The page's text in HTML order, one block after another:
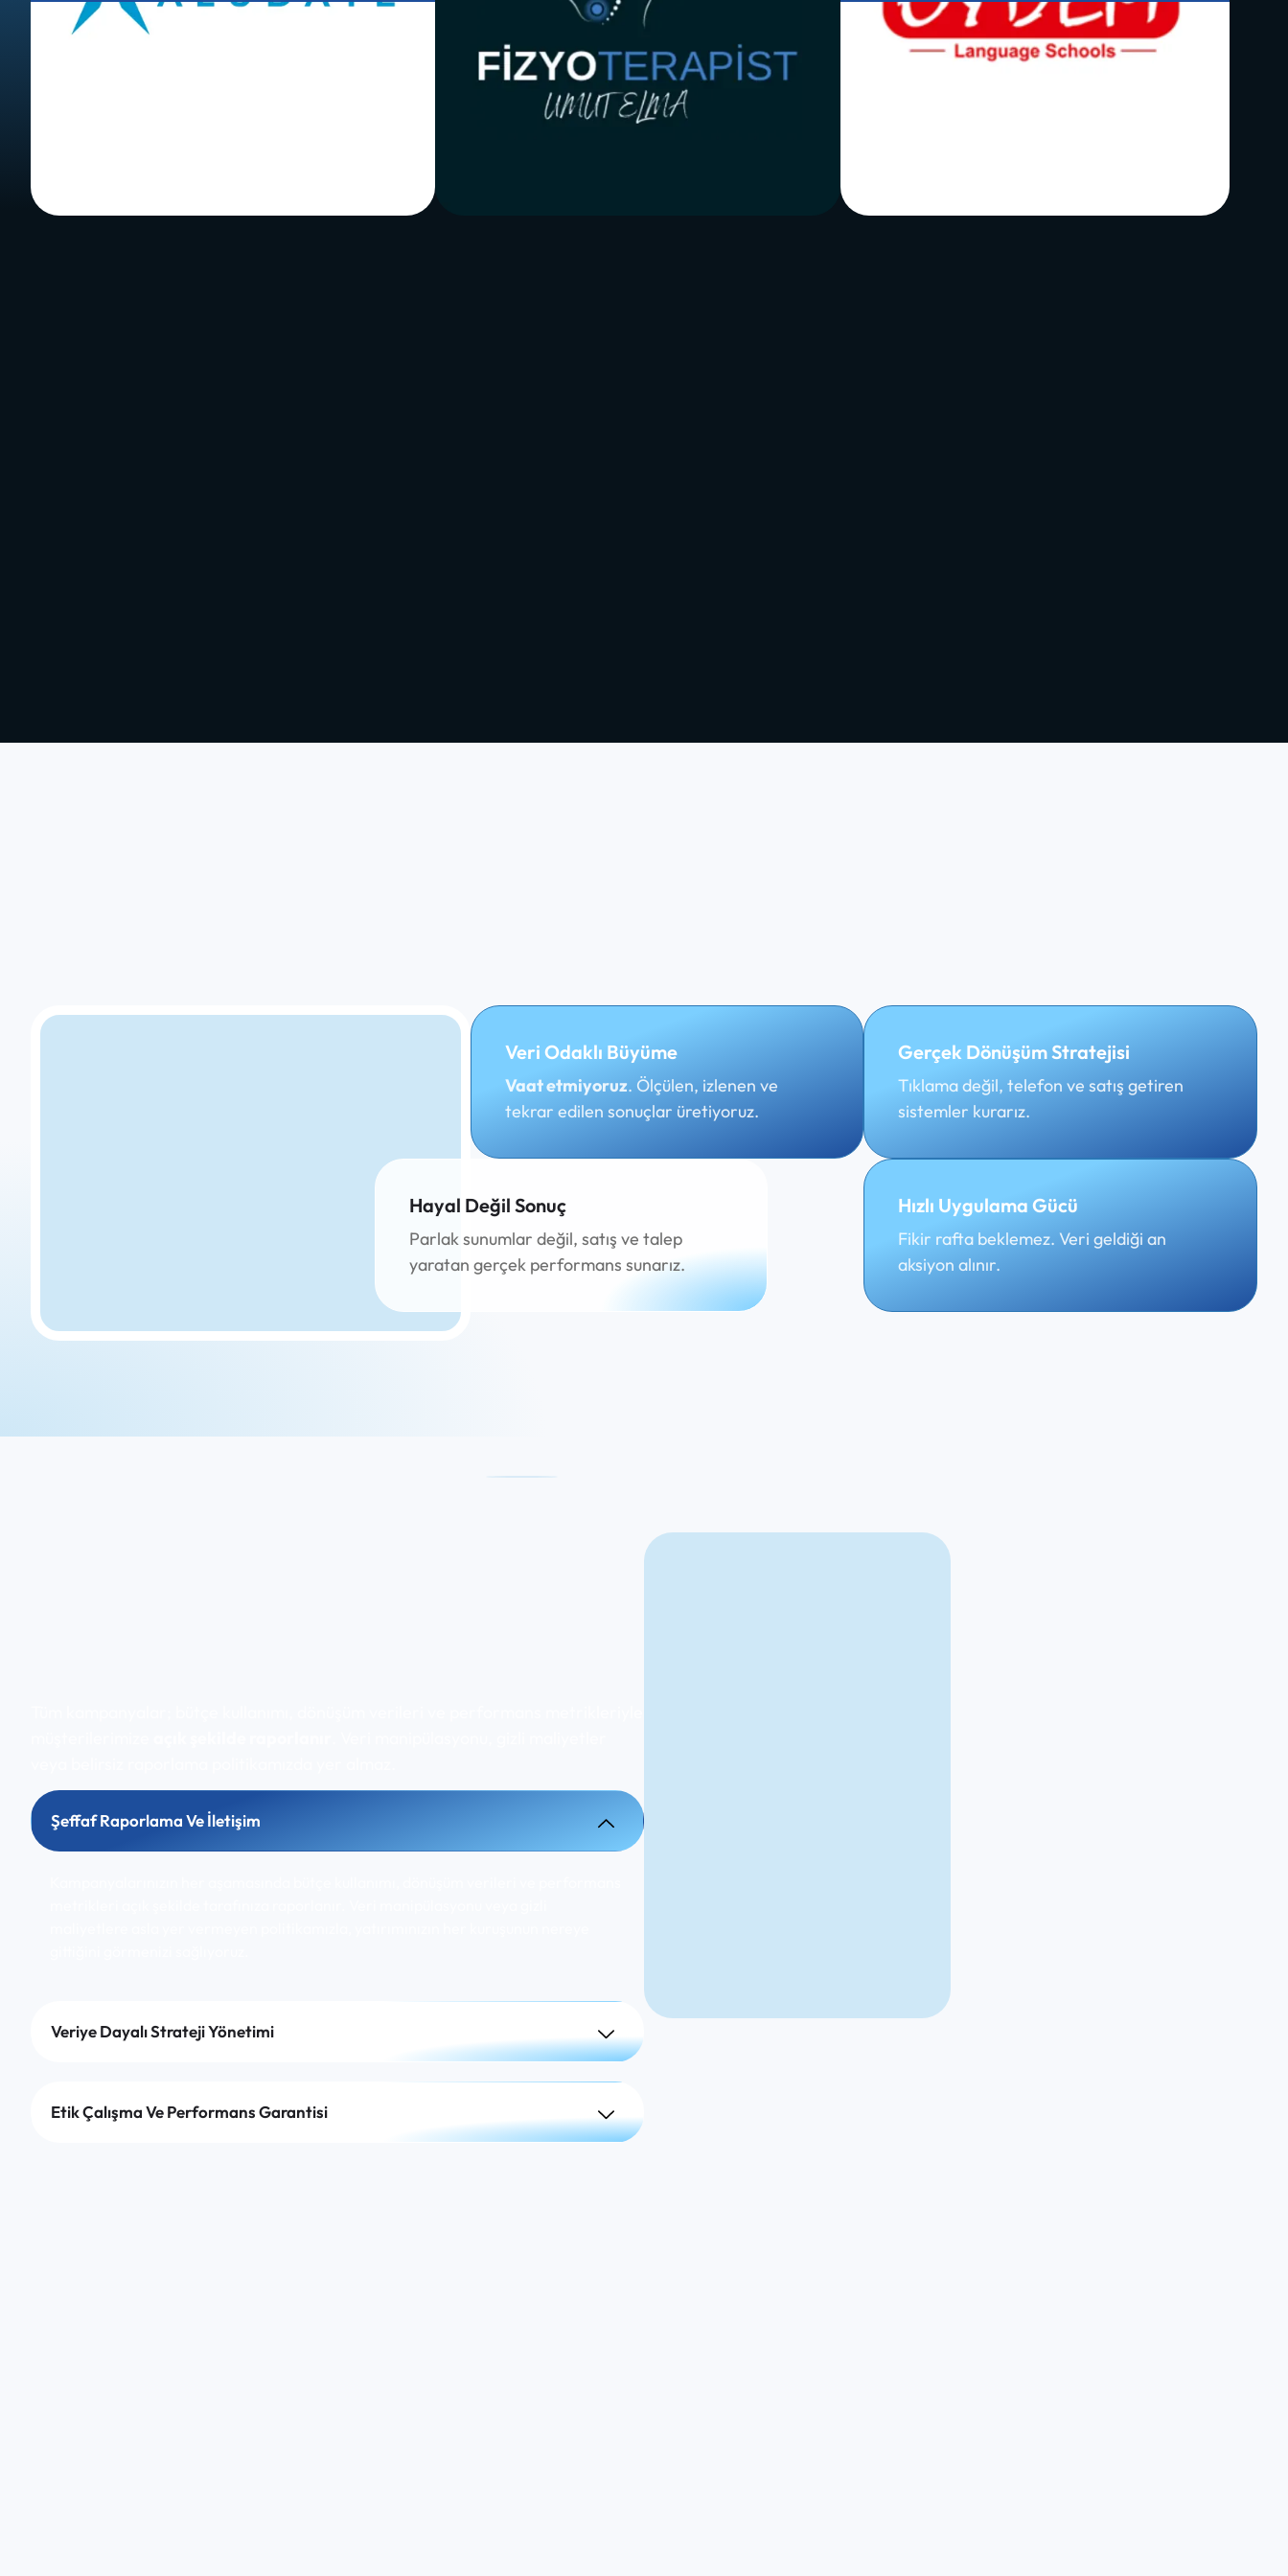
Veri Odaklı Büyüme
Vaat etmiyoruz. Ölçülen, izlenen ve
tekrar edilen sonuçlar üretiyoruz.
Hayal Değil Sonuç
Parlak sunumlar değil, satış ve talep
yaratan gerçek performans sunarız.
Gerçek Dönüşüm Stratejisi
Tıklama değil, telefon ve satış getiren
sistemler kurarız.
Hızlı Uygulama Gücü
Fikir rafta beklemez. Veri geldiği an
aksiyon alınır.
Şeffaf Raporlama Ve İletişim
Veriye Dayalı Strateji Yönetimi
Etik Çalışma Ve Performans Garantisi